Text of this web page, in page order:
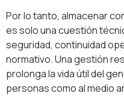
Por lo tanto, almacenar
es solo una cuestión
seguridad, continuidad
normativo. Una gestión
prolonga la vida útil del
personas como al medio